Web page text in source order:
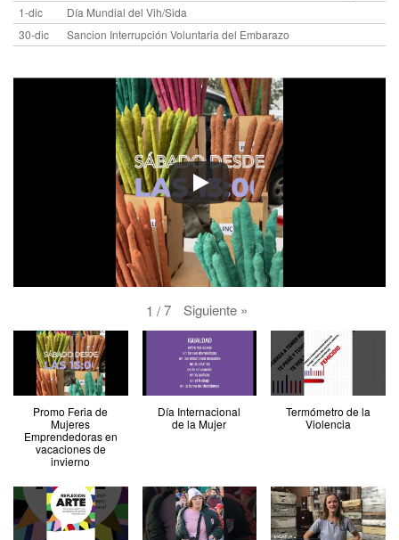
1-dic
Día Mundial del Vih/Sida
30-dic
Sancion Interrupción Voluntaria del Embarazo
1 /7 Siguiente »
Promo Feria de
Mujeres
Emprendedoras en
vacaciones de
invierno
Día Internacional
de la Mujer
Termómetro de la
Violencia